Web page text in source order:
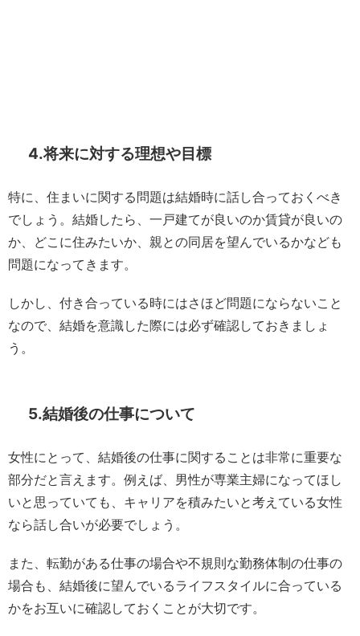
4.将来に対する理想や目標
特に、住まいに関する問題は結婚時に話し合っておくべき
でしょう。結婚したら、一戸建てが良いのか賃貸が良いの
か、どこに住みたいか、親との同居を望んでいるかなども
問題になってきます。
しかし、付き合っている時にはさほど問題にならないこと
なので、結婚を意識した際には必ず確認しておきましょ
う。
5.結婚後の仕事について
女性にとって、結婚後の仕事に関することは非常に重要な
部分だと言えます。例えば、男性が専業主婦になってほし
いと思っていても、キャリアを積みたいと考えている女性
なら話し合いが必要でしょう。
また、転勤がある仕事の場合や不規則な勤務体制の仕事の
場合も、結婚後に望んでいるライフスタイルに合っている
かをお互いに確認しておくことが大切です。